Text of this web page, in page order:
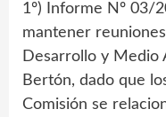
1º) Informe Nº 03/
mantener
Desarrollo y Medio
Bertón, dado que
Comisión se